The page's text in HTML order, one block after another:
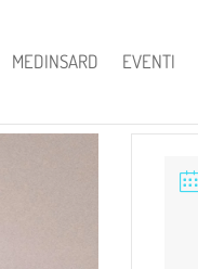
MEDINSARD EVENTI